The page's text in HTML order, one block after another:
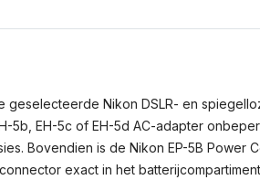
Voor
Adapters
Aantal
Nikon DSLR- en
5b, EH-5c of EH-5d AC-adapter
Bovendien is de Nikon EP-5B
exact in het